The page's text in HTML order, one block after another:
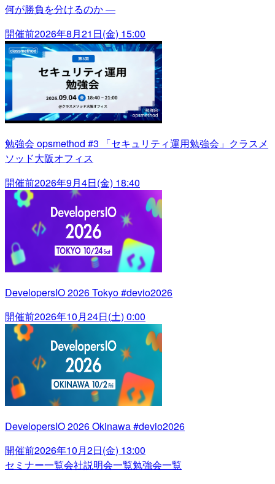
何が勝負を分けるのか ―
開催前2026年8月21日(金) 15:00
勉強会 opsmethod #3 「セキュリティ運用勉強会」クラスメ
ソッド大阪オフィス
開催前2026年9月4日(金) 18:40
DevelopersIO 2026 Tokyo #devio2026
開催前2026年10月24日(土) 0:00
DevelopersIO 2026 Okinawa #devio2026
開催前2026年10月2日(金) 13:00
セミナー一覧会社説明会一覧勉強会一覧